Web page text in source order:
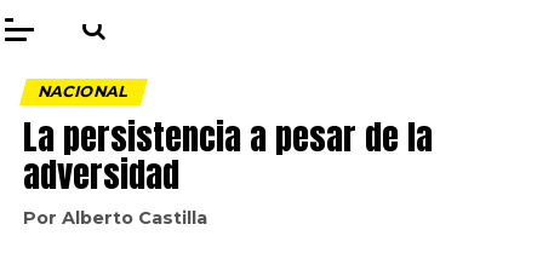
NACIONAL
La persistencia a pesar de la
adversidad
Por Alberto Castilla